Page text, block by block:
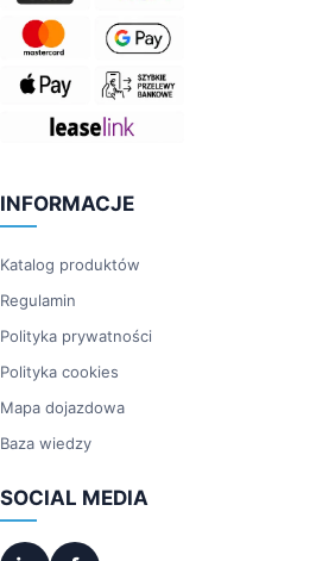
INFORMACJE
Katalog produktów
Regulamin
Polityka prywatności
Polityka cookies
Mapa dojazdowa
Baza wiedzy
SOCIAL MEDIA